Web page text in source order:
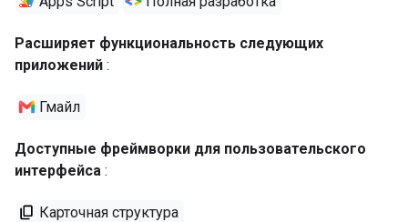
Расширяет функциональность следующих
приложений :
Гмайл
Доступные фреймворки для пользовательского
интерфейса :
Карточная структура